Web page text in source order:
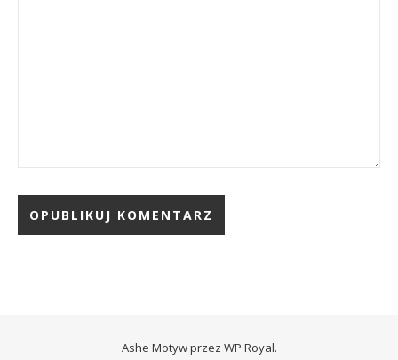
Ashe Motyw przez WP Royal.